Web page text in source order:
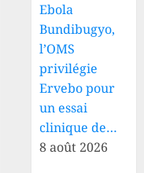
Ebola
Bundibugyo,
l’OMS
privilégie
Ervebo pour
un essai
clinique de…
8 août 2026